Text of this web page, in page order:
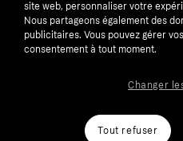
number: 556737-0431
site web, personnaliser votre
Nous partageons également des
publicitaires. Vous pouvez gérer
consentement à tout moment.
Tout refuser
Changer